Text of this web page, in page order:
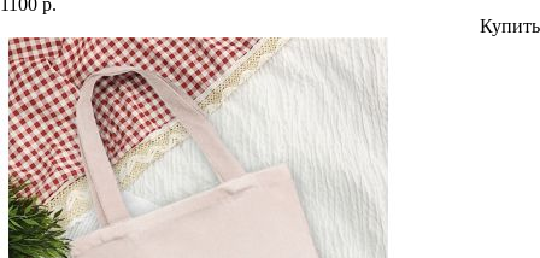
1100 р.
Купить